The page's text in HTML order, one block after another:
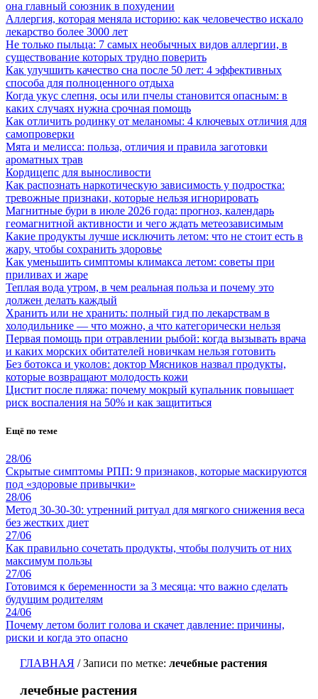
она главный союзник в похудении
Аллергия, которая меняла историю: как человечество искало
лекарство более 3000 лет
Не только пыльца: 7 самых необычных видов аллергии, в
существование которых трудно поверить
Как улучшить качество сна после 50 лет: 4 эффективных
способа для полноценного отдыха
Когда укус слепня, осы или пчелы становится опасным: в
каких случаях нужна срочная помощь
Как отличить родинку от меланомы: 4 ключевых отличия для
самопроверки
Мята и мелисса: польза, отличия и правила заготовки
ароматных трав
Кордицепс для выносливости
Как распознать наркотическую зависимость у подростка:
тревожные признаки, которые нельзя игнорировать
Магнитные бури в июле 2026 года: прогноз, календарь
геомагнитной активности и чего ждать метеозависимым
Какие продукты лучше исключить летом: что не стоит есть в
жару, чтобы сохранить здоровье
Как уменьшить симптомы климакса летом: советы при
приливах и жаре
Теплая вода утром, в чем реальная польза и почему это
должен делать каждый
Хранить или не хранить: полный гид по лекарствам в
холодильнике — что можно, а что категорически нельзя
Первая помощь при отравлении рыбой: когда вызывать врача
и каких морских обитателей новичкам нельзя готовить
Без ботокса и уколов: доктор Мясников назвал продукты,
которые возвращают молодость кожи
Цистит после пляжа: почему мокрый купальник повышает
риск воспаления на 50% и как защититься
Ещё по теме
28/06
Скрытые симптомы РПП: 9 признаков, которые маскируются
под «здоровые привычки»
28/06
Метод 30-30-30: утренний ритуал для мягкого снижения веса
без жестких диет
27/06
Как правильно сочетать продукты, чтобы получить от них
максимум пользы
27/06
Готовимся к беременности за 3 месяца: что важно сделать
будущим родителям
24/06
Почему летом болит голова и скачет давление: причины,
риски и когда это опасно
ГЛАВНАЯ /Записи по метке: лечебные растения
лечебные растения